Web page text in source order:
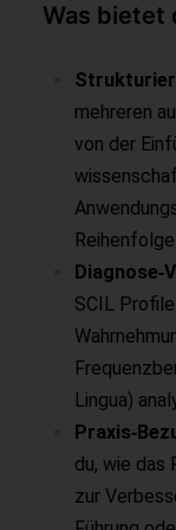
Was bietet
mehreren
von der
SCIL
Lingua)
du, wie
zur